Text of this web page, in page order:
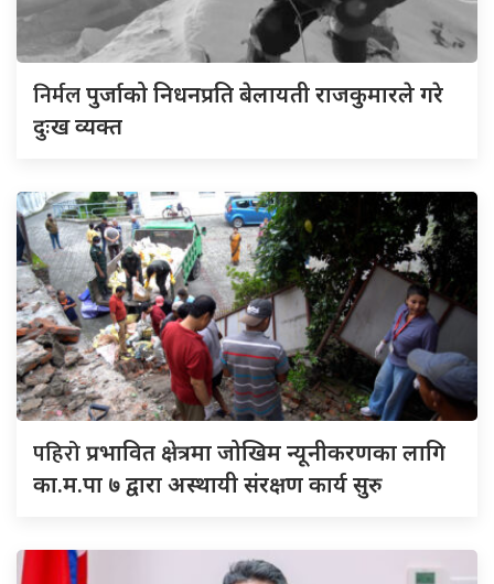
निर्मलपुर्जाको निधनप्रति बेलायती राजकुमारले गरे
दुःख व्यक्त
पहिरोप्रभावित क्षेत्रमा जोखिम न्यूनीकरणका लागि
का.म.पा ७ द्वारा अस्थायी संरक्षण कार्य सुरु